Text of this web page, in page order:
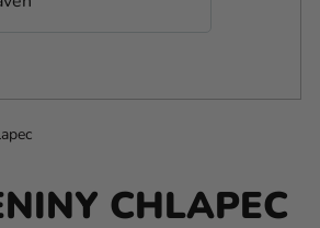
CHLAPEC